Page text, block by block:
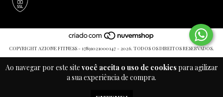
Ao navegar por este site você aceita o uso de cookies para agilizar
a sua experiência de compra.
COPYRIGHT AZIONE FITNESS - 17891021000147 - 2026. TODOS OS DIREITOS RESERVADOS.